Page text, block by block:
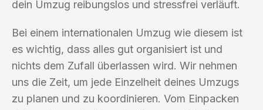
dein Umzug reibungslos und stressfrei verläuft.
Bei einem internationalen Umzug wie diesem ist
es wichtig, dass alles gut organisiert ist und
nichts dem Zufall überlassen wird. Wir nehmen
uns die Zeit, um jede Einzelheit deines Umzugs
zu planen und zu koordinieren. Vom Einpacken